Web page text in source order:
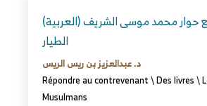
(العربية) وقفات مع حوار محمد موسى الشريف
الطيار
د. عبدالعزيز بن ريس الريس
Répondre au contrevenant\Des livres\
Musulmans